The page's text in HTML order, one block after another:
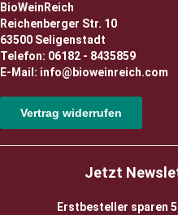
BioWeinReich
Reichenberger Str. 10
63500 Seligenstadt
Telefon: 06182 - 8435859
E-Mail: info@bioweinreich.com
Vertrag widerrufen
Jetzt
Erstbesteller sparen